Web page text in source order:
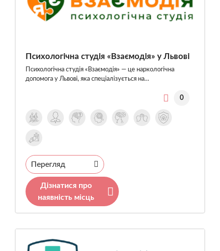
Психологічна студія «Взаємодія» у Львові
Психологічна студія «Взаємодія» — це наркологічна
допомога у Львові, яка спеціалізується на…
0
Перегляд
Дізнатися про
наявність місць